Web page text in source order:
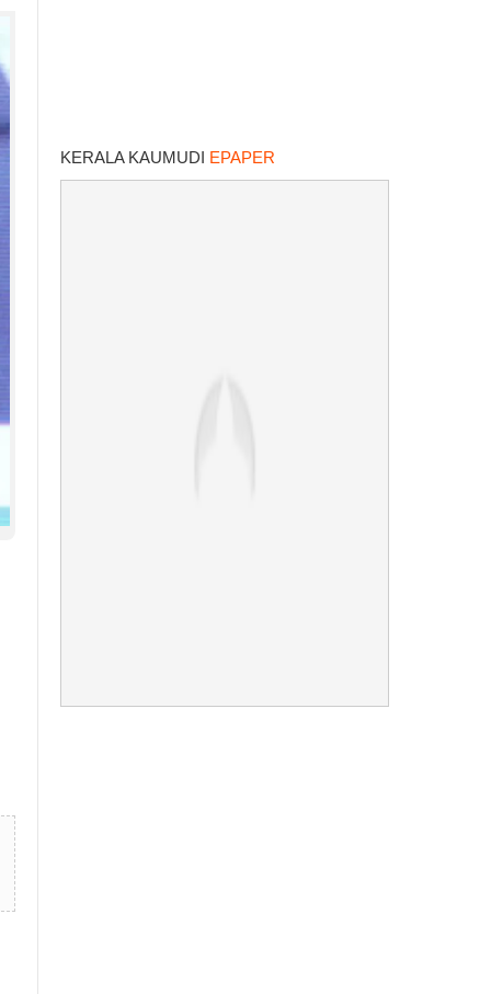
KERALA KAUMUDI EPAPER